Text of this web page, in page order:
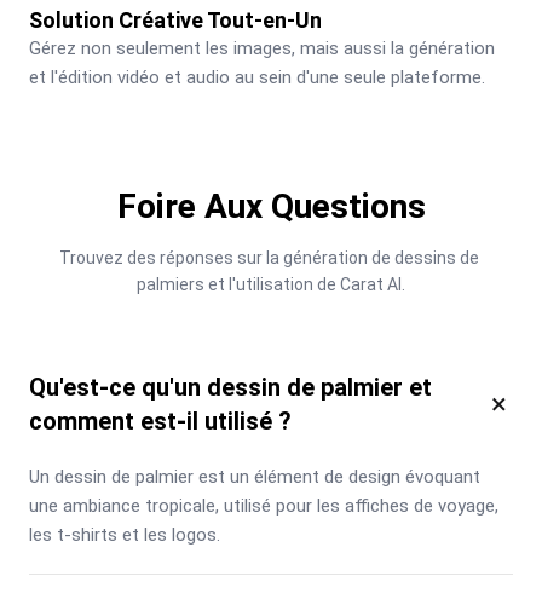
Solution Créative Tout-en-Un
Gérez non seulement les images, mais aussi la génération
et l'édition vidéo et audio au sein d'une seule plateforme.
Foire Aux Questions
Trouvez des réponses sur la génération de dessins de
palmiers et l'utilisation de Carat AI.
Qu'est-ce qu'un dessin de palmier et
comment est-il utilisé ?
×
Un dessin de palmier est un élément de design évoquant
une ambiance tropicale, utilisé pour les affiches de voyage,
les t-shirts et les logos.